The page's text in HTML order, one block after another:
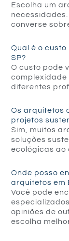
Escolha um
converse
Qual é o
SP?
O custo pode
complexidade
diferentes
Os arquitetos
projetos
Sim, muitos
soluções
ecológicas ao
Onde posso
arquitetos em
Você pode
opiniões de
escolha